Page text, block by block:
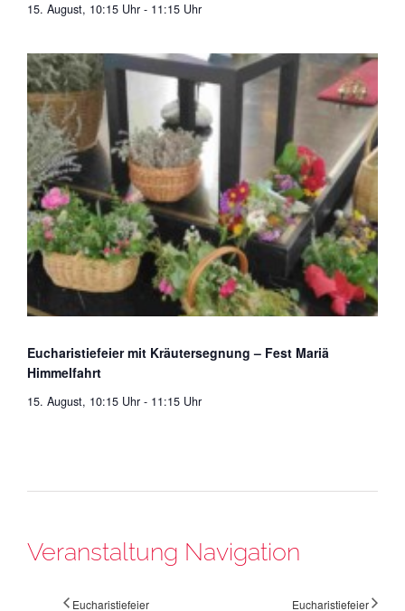
15. August, 10:15 Uhr - 11:15 Uhr
Eucharistiefeier mit Kräutersegnung – Fest Mariä
Himmelfahrt
15. August, 10:15 Uhr - 11:15 Uhr
Veranstaltung Navigation
Eucharistiefeier Eucharistiefeier